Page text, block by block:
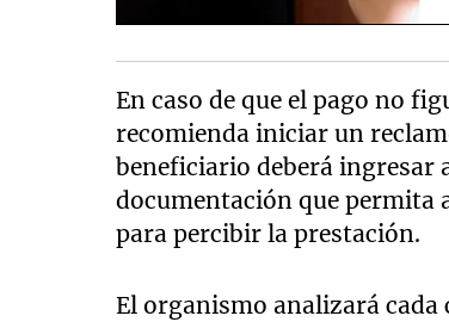
En caso de que el pago no
recomienda iniciar un
beneficiario deberá ingresar
documentación que permita
para percibir la prestación.
El organismo analizará